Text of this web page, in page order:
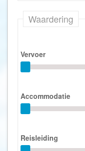
Waardering
Vervoer
Accommodatie
Reisleiding